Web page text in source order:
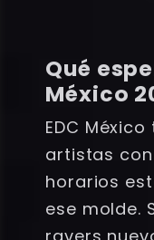
Qué
México
EDC
artistas
horarios
ese molde.